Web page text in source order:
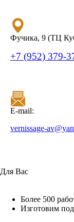
Фучика, 9 (ТЦ
+7 (952) 379-
E-mail:
vernissage-
Для Вас
Более 500
Изготовим